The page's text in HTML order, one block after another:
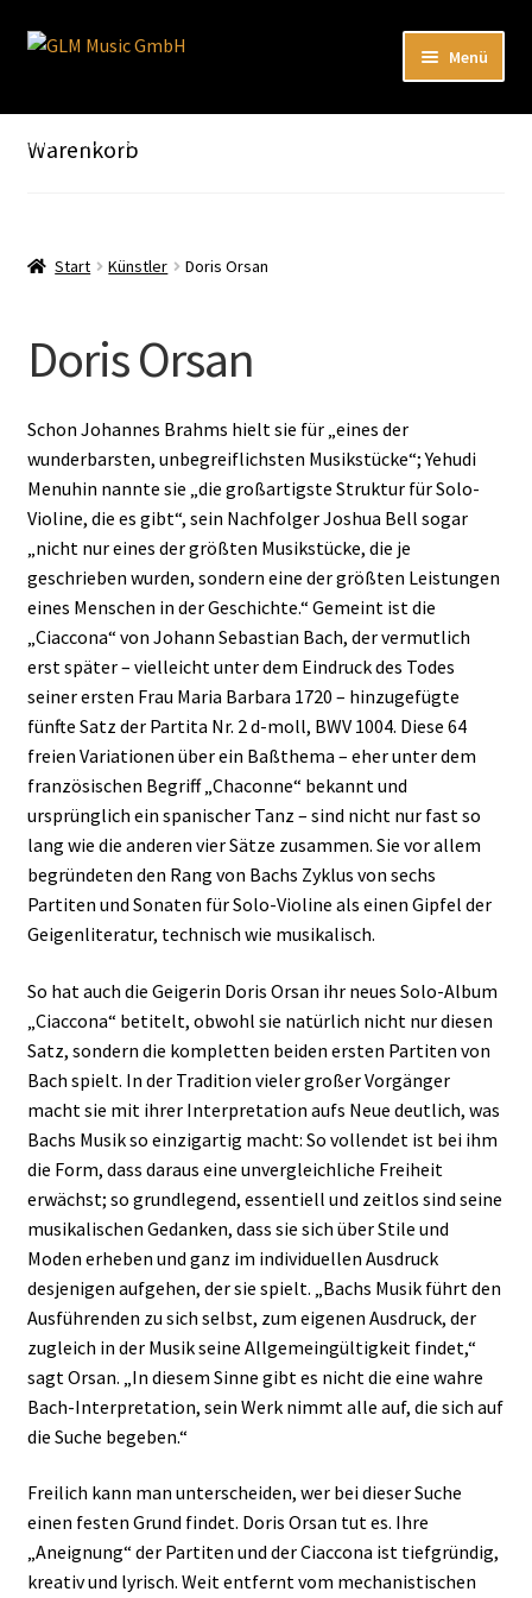
Hier sind unsere Neuigkeiten zu hören: Spotify
Zur
Zum
Menü
Unser Katalog
Warenkorb
Start Künstler Doris Orsan
Doris Orsan
Schon Johannes Brahms hielt sie für „eines der
wunderbarsten, unbegreiflichsten Musikstücke“; Yehudi
Menuhin nannte sie „die großartigste Struktur für Solo-
Violine, die es gibt“, sein Nachfolger Joshua Bell sogar
„nicht nur eines der größten Musikstücke, die je
geschrieben wurden, sondern eine der größten Leistungen
eines Menschen in der Geschichte.“ Gemeint ist die
„Ciaccona“ von Johann Sebastian Bach, der vermutlich
erst später – vielleicht unter dem Eindruck des Todes
seiner ersten Frau Maria Barbara 1720 – hinzugefügte
fünfte Satz der Partita Nr. 2 d-moll, BWV 1004. Diese 64
freien Variationen über ein Baßthema – eher unter dem
französischen Begriff „Chaconne“ bekannt und
ursprünglich ein spanischer Tanz – sind nicht nur fast so
lang wie die anderen vier Sätze zusammen. Sie vor allem
begründeten den Rang von Bachs Zyklus von sechs
Partiten und Sonaten für Solo-Violine als einen Gipfel der
Geigenliteratur, technisch wie musikalisch.
So hat auch die Geigerin Doris Orsan ihr neues Solo-Album
„Ciaccona“ betitelt, obwohl sie natürlich nicht nur diesen
Satz, sondern die kompletten beiden ersten Partiten von
Bach spielt. In der Tradition vieler großer Vorgänger
macht sie mit ihrer Interpretation aufs Neue deutlich, was
Bachs Musik so einzigartig macht: So vollendet ist bei ihm
die Form, dass daraus eine unvergleichliche Freiheit
erwächst; so grundlegend, essentiell und zeitlos sind seine
musikalischen Gedanken, dass sie sich über Stile und
Moden erheben und ganz im individuellen Ausdruck
desjenigen aufgehen, der sie spielt. „Bachs Musik führt den
Ausführenden zu sich selbst, zum eigenen Ausdruck, der
zugleich in der Musik seine Allgemeingültigkeit findet,“
sagt Orsan. „In diesem Sinne gibt es nicht die eine wahre
Bach-Interpretation, sein Werk nimmt alle auf, die sich auf
die Suche begeben.“
Freilich kann man unterscheiden, wer bei dieser Suche
einen festen Grund findet. Doris Orsan tut es. Ihre
„Aneignung“ der Partiten und der Ciaccona ist tiefgründig,
kreativ und lyrisch. Weit entfernt vom mechanistischen